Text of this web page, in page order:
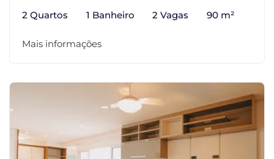
2 Quartos 1 Banheiro 2 Vagas 90 m²
Mais informações